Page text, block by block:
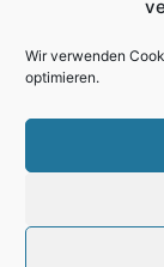
Wir verwenden
optimieren.
Impressum
© 2026 Kredit